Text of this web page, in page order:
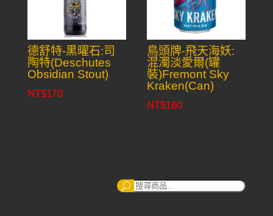
德舒特-黑曜石:司
陶特(Deschutes
Obsidian Stout)
NT$170
鳥頭牌-飛天海妖:
混濁淡愛爾(罐
裝)Fremont Sky
Kraken(Can)
NT$160
搜